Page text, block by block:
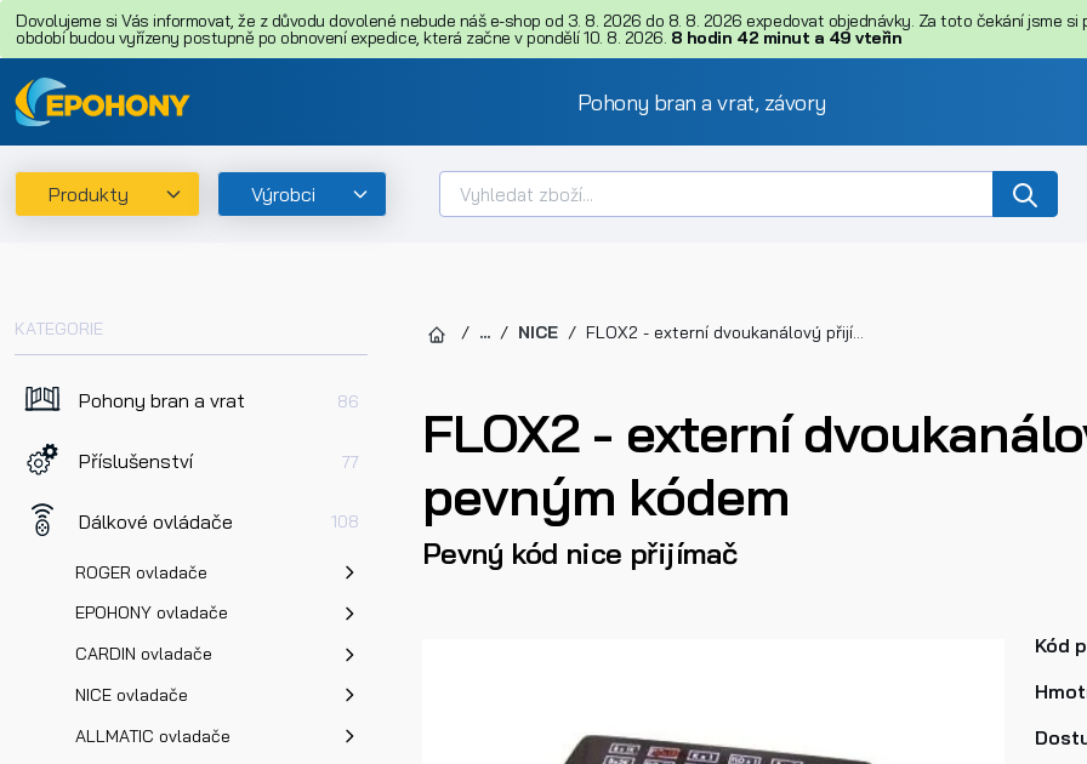
Dovolujeme si Vás informovat, že z důvodu dovolené nebude náš e-shop od 3. 8. 2026 do 8. 8. 2026 expedovat objednávky. Za toto čekání jsme si
období budou vyřízeny postupně po obnovení expedice, která začne v pondělí 10. 8. 2026. 8 hodin 42 minut a 48 vteřin
Pohony bran a vrat, závory
Produkty Výrobci
KATEGORIE
Pohony bran a vrat 86
Příslušenství 77
Dálkové ovládače 108
ROGER ovladače
EPOHONY ovladače
CARDIN ovladače
NICE ovladače
ALLMATIC ovladače
... NICE FLOX2 - externí dvoukanálový přijímač NICE s pevným kódem
FLOX2 - externí
pevným kódem
Pevný kód nice přijímač
Kód